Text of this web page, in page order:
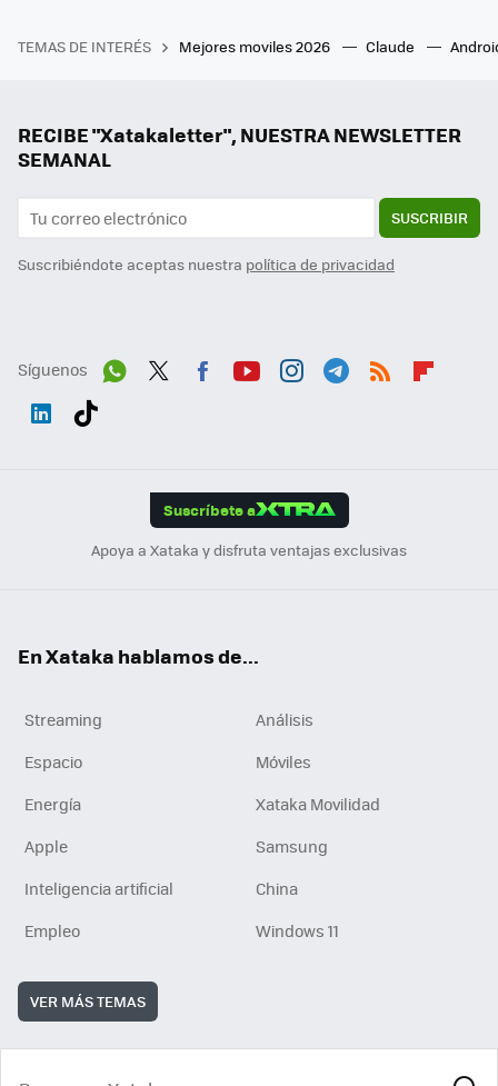
TEMAS DE INTERÉS Mejores moviles 2026 Claude
RECIBE "Xatakaletter", NUESTRA NEWSLETTER
SEMANAL
SUSCRIBIR
Suscribiéndote aceptas nuestra política de privacidad
Síguenos
Suscríbete a
Apoya a Xataka y disfruta ventajas exclusivas
En Xataka hablamos de...
Streaming
Análisis
Espacio
Móviles
Energía
Xataka Movilidad
Apple
Samsung
Inteligencia artificial
China
Empleo
Windows 11
VER MÁS TEMAS